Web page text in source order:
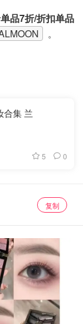
品7折/折扣单品
。
合集 兰
5 0
复制